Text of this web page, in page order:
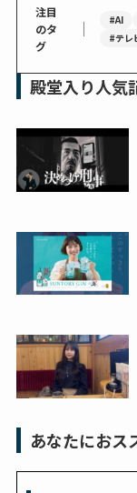
注目
のタ
グ
｜ #AI
#テレ
殿堂入り人気
あなたにおス